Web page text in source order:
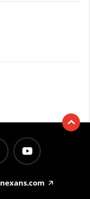
nexans.com 🡥